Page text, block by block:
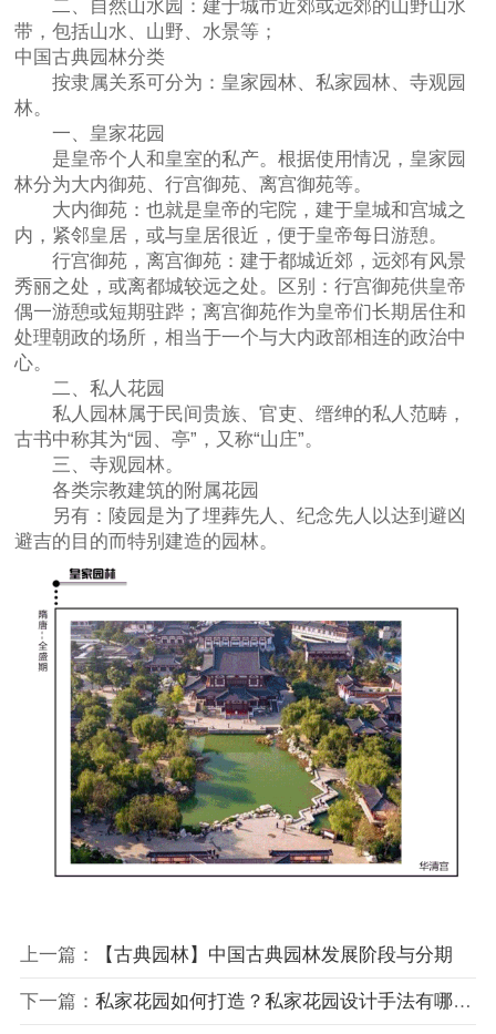
二、自然山水园：建于城市近郊或远郊的山野山水
带，包括山水、山野、水景等；
中国古典园林分类
按隶属关系可分为：皇家园林、私家园林、寺观园
林。
一、皇家花园
是皇帝个人和皇室的私产。根据使用情况，皇家园
林分为大内御苑、行宫御苑、离宫御苑等。
大内御苑：也就是皇帝的宅院，建于皇城和宫城之
内，紧邻皇居，或与皇居很近，便于皇帝每日游憩。
行宫御苑，离宫御苑：建于都城近郊，远郊有风景
秀丽之处，或离都城较远之处。区别：行宫御苑供皇帝
偶一游憩或短期驻跸；离宫御苑作为皇帝们长期居住和
处理朝政的场所，相当于一个与大内政部相连的政治中
心。
二、私人花园
私人园林属于民间贵族、官吏、缙绅的私人范畴，
古书中称其为“园、亭”，又称“山庄”。
三、寺观园林。
各类宗教建筑的附属花园
另有：陵园是为了埋葬先人、纪念先人以达到避凶
避吉的目的而特别建造的园林。
上一篇： 【古典园林】中国古典园林发展阶段与分期
下一篇： 私家花园如何打造？私家花园设计手法有哪些？